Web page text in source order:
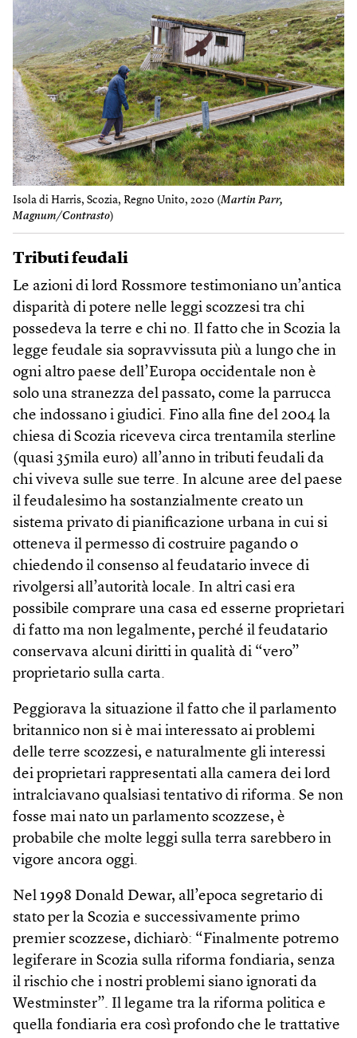
Isola di Harris, Scozia, Regno Unito, 2020 (Martin Parr,
Magnum/Contrasto)
Tributi feudali
Le azioni di lord Rossmore testimoniano un’antica
disparità di potere nelle leggi scozzesi tra chi
possedeva la terre e chi no. Il fatto che in Scozia la
legge feudale sia sopravvissuta più a lungo che in
ogni altro paese dell’Europa occidentale non è
solo una stranezza del passato, come la parrucca
che indossano i giudici. Fino alla fine del 2004 la
chiesa di Scozia riceveva circa trentamila sterline
(quasi 35mila euro) all’anno in tributi feudali da
chi viveva sulle sue terre. In alcune aree del paese
il feudalesimo ha sostanzialmente creato un
sistema privato di pianificazione urbana in cui si
otteneva il permesso di costruire pagando o
chiedendo il consenso al feudatario invece di
rivolgersi all’autorità locale. In altri casi era
possibile comprare una casa ed esserne proprietari
di fatto ma non legalmente, perché il feudatario
conservava alcuni diritti in qualità di “vero”
proprietario sulla carta.
Peggiorava la situazione il fatto che il parlamento
britannico non si è mai interessato ai problemi
delle terre scozzesi, e naturalmente gli interessi
dei proprietari rappresentati alla camera dei lord
intralciavano qualsiasi tentativo di riforma. Se non
fosse mai nato un parlamento scozzese, è
probabile che molte leggi sulla terra sarebbero in
vigore ancora oggi.
Nel 1998 Donald Dewar, all’epoca segretario di
stato per la Scozia e successivamente primo
premier scozzese, dichiarò: “Finalmente potremo
legiferare in Scozia sulla riforma fondiaria, senza
il rischio che i nostri problemi siano ignorati da
Westminster”. Il legame tra la riforma politica e
quella fondiaria era così profondo che le trattative